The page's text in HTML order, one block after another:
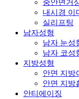
중안면거
내시경 이
실리프팅
남자성형
남자 눈성
남자 코성
지방성형
안면 지방
안면 지방
안티에이징